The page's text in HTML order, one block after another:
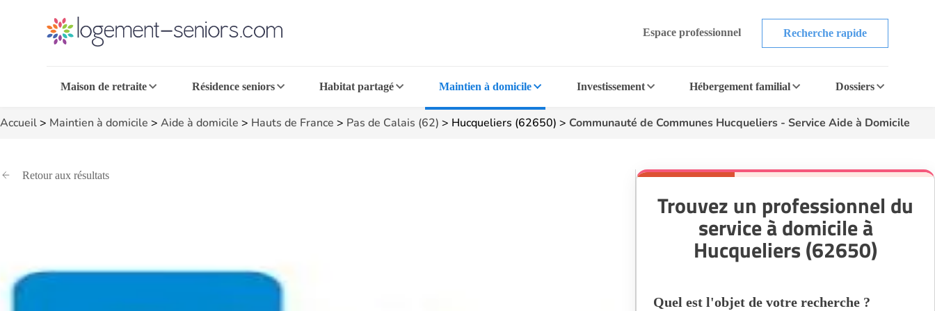
Espace professionnel Recherche rapide
Maison de retraite Résidence seniors Habitat partagé Maintien à domicile Investissement Hébergement familial Dossiers
Accueil> Maintien à domicile > Aide à domicile > Hauts de France > Pas de Calais (62) > Hucqueliers (62650) > Communauté de Communes Hucqueliers - Service Aide à Domicile
Retour aux résultats
Trouvez un professionnel du
service à domicile à
Hucqueliers (62650)
Quel est l'objet de votre recherche ?